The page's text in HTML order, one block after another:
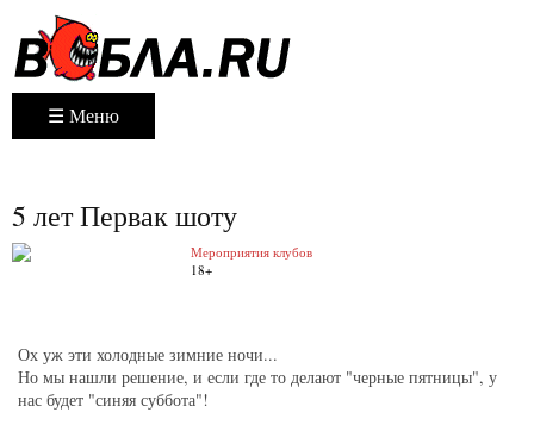
☰ Меню
5 лет Первак шоту
Мероприятия клубов
18+
Ох уж эти холодные зимние ночи...
Но мы нашли решение, и если где то делают "черные пятницы", у
нас будет "синяя суббота"!